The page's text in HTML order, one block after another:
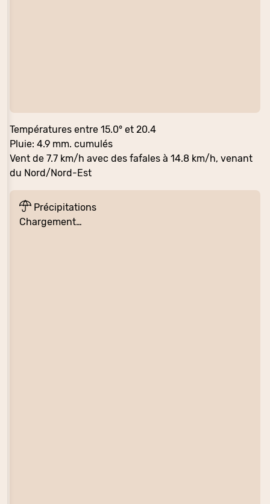
Températures entre 15.0° et 20.4
Pluie: 4.9 mm. cumulés
Vent de 7.7 km/h avec des fafales à 14.8 km/h, venant
du Nord/Nord-Est
Précipitations
Chargement…